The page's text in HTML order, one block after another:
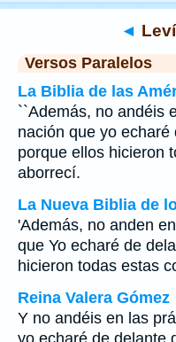
◄
Versos Paralelos
La Biblia de las
``Además, no andéis
nación que yo
porque ellos hicieron
aborrecí.
La Nueva Biblia de
'Además, no anden
que Yo echaré de
hicieron todas estas
Reina Valera Gómez
Y no andéis en las
yo echaré de delante